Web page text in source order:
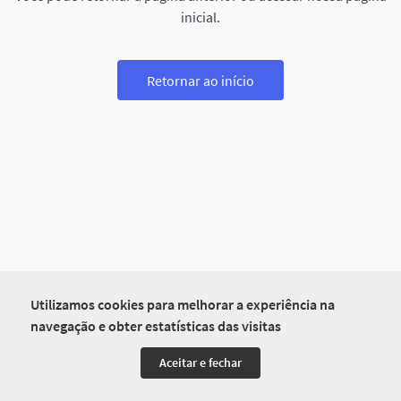
Utilizamos cookies para melhorar a experiência na
navegação e obter estatísticas das visitas
Aceitar e fechar
inicial.
Retornar ao início